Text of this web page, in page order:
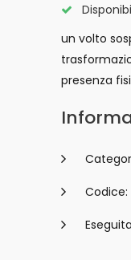
un volto
presenza
Codice: